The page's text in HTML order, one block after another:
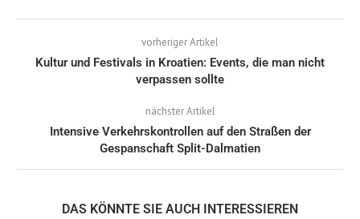
vorheriger Artikel
Kultur und Festivals in Kroatien: Events, die man nicht
verpassen sollte
nächster Artikel
Intensive Verkehrskontrollen auf den Straßen der
Gespanschaft Split-Dalmatien
DAS KÖNNTE SIE AUCH INTERESSIEREN